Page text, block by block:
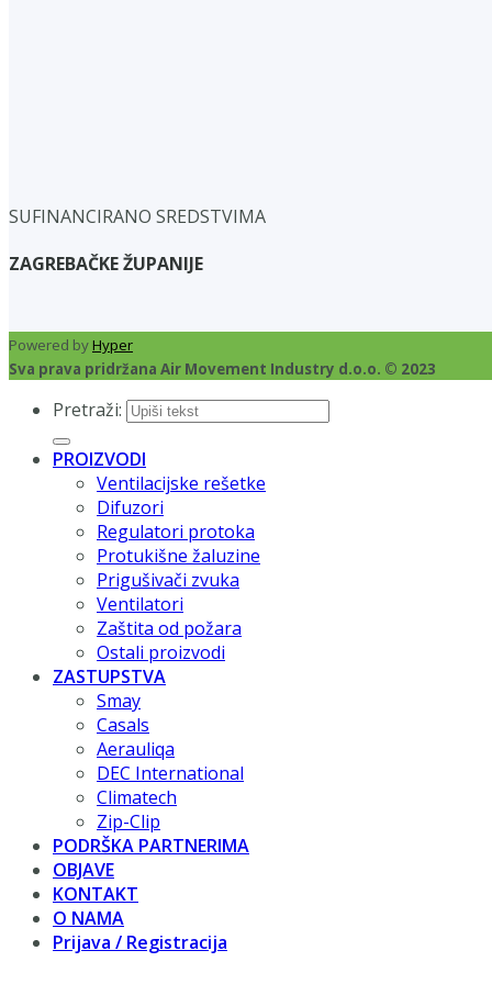
SUFINANCIRANO SREDSTVIMA
ZAGREBAČKE ŽUPANIJE
Powered byHyper
Sva prava pridržana Air Movement Industry d.o.o. © 2023
Pretraži:
PROIZVODI
Ventilacijske rešetke
Difuzori
Regulatori protoka
Protukišne žaluzine
Prigušivači zvuka
Ventilatori
Zaštita od požara
Ostali proizvodi
ZASTUPSTVA
Smay
Casals
Aerauliqa
DEC International
Climatech
Zip-Clip
PODRŠKA PARTNERIMA
OBJAVE
KONTAKT
O NAMA
Prijava / Registracija